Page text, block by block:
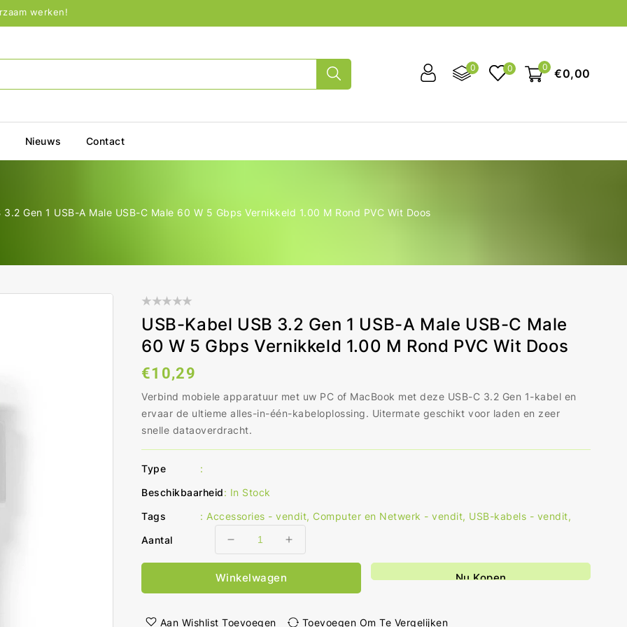
werken!
0 0 €0,00
0
Nieuws Contact
3.2 Gen 1 USB-A Male USB-C Male 60 W 5 Gbps Vernikkeld 1.00 M Rond PVC Wit Doos
USB-Kabel USB 3.2 Gen 1 USB-A Male USB-C Male
60 W 5 Gbps Vernikkeld 1.00 M Rond PVC Wit Doos
Normale
prijs
€10,29
Verbind mobiele apparatuur met uw PC of MacBook met deze USB-C 3.2 Gen 1-kabel en
ervaar de ultieme alles-in-één-kabeloplossing. Uitermate geschikt voor laden en zeer
snelle dataoverdracht.
Type
:
Beschikbaarheid: In Stock
Tags
: Accessories - vendit, Computer en Netwerk - vendit, USB-kabels - vendit,
Aantal
Aantal
verlagen
voor
USB-
USB
Aantal
verhogen
USB-
USB
Winkelwagen Nu Kopen
Aan Wishlist Toevoegen Toevoegen Om Te Vergelijken